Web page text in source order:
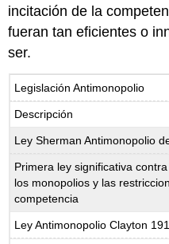
incitación de la
fueran tan eficientes o
ser.
Legislación Antimonopolio
Descripción
Ley Sherman Antimonopolio
Primera ley significativa
los monopolios y las
competencia
Ley Antimonopolio Clayton